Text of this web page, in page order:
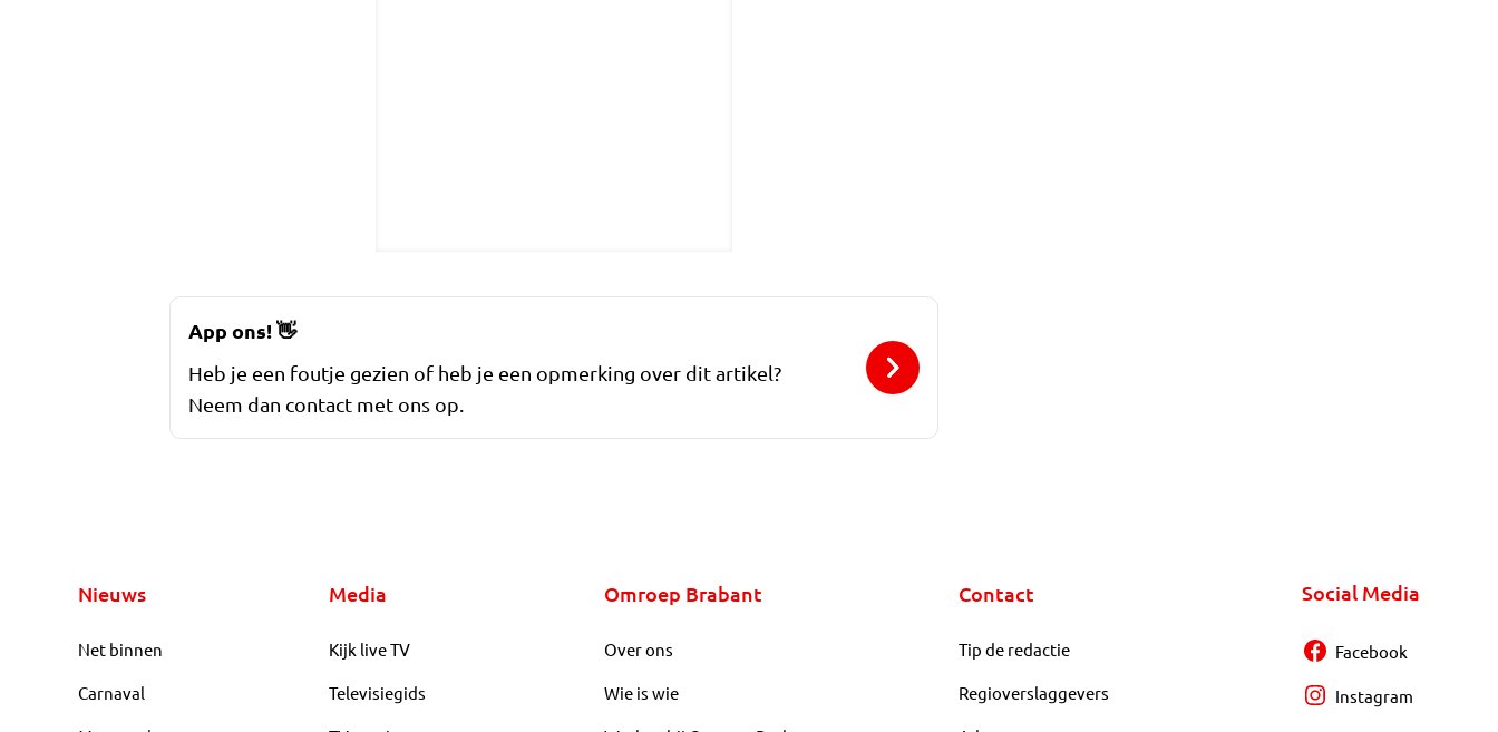
App ons!👋
Heb je een foutje gezien of heb je een opmerking over dit artikel?
Neem dan contact met ons op.
Nieuws
Net binnen
Carnaval
Media
Kijk live TV
Televisiegids
Omroep Brabant
Over ons
Wie is wie
Contact
Tip de redactie
Regioverslaggevers
Social Media
Facebook
Instagram